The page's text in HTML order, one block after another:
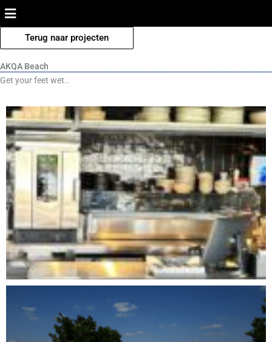
Ga
inhoud
Terug naar projecten
AKQA Beach
Get your feet wet..